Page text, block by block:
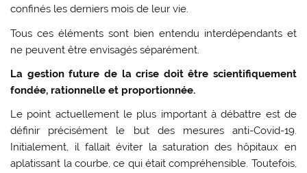
confinés les derniers mois de leur vie.
Tous ces éléments sont bien entendu interdépendants et
ne peuvent être envisagés séparément.
La gestion future de la crise doit être scientifiquement
fondée, rationnelle et proportionnée.
Le point actuellement le plus important à débattre est de
définir précisément le but des mesures anti-Covid-19.
Initialement, il fallait éviter la saturation des hôpitaux en
aplatissant la courbe, ce qui était compréhensible. Toutefois,